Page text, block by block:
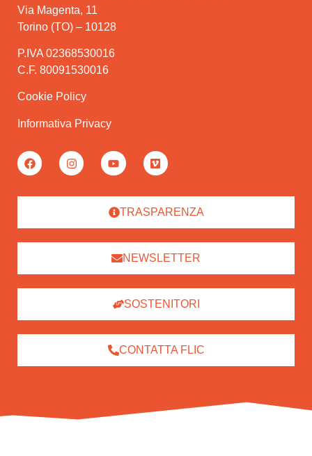
Via Magenta, 11
Torino (TO) – 10128
P.IVA 02368530016
C.F. 80091530016
Cookie Policy
Informativa Privacy
TRASPARENZA
NEWSLETTER
SOSTENITORI
CONTATTA FLIC